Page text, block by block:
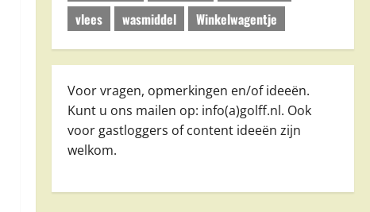
vlees wasmiddel Winkelwagentje
Voor vragen, opmerkingen en/of ideeën.
Kunt u ons mailen op: info(a)golff.nl. Ook
voor gastloggers of content ideeën zijn
welkom.